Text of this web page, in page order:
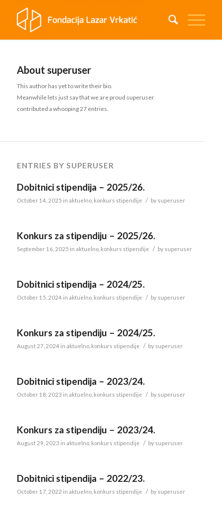
About superuser
This author has yet to write their bio.
Meanwhile lets just say that we are proud superuser
contributed a whooping 27 entries.
ENTRIES BY SUPERUSER
Dobitnici stipendija – 2025/26.
October 14, 2025 in aktuelno, konkurs stipendije / by superuser
Konkurs za stipendiju – 2025/26.
September 16, 2025 in aktuelno, konkurs stipendije / by superuser
Dobitnici stipendija – 2024/25.
October 15, 2024 in aktuelno, konkurs stipendije / by superuser
Konkurs za stipendiju – 2024/25.
August 27, 2024 in aktuelno, konkurs stipendije / by superuser
Dobitnici stipendija – 2023/24.
October 18, 2023 in aktuelno, konkurs stipendije / by superuser
Konkurs za stipendiju – 2023/24.
August 29, 2023 in aktuelno, konkurs stipendije / by superuser
Dobitnici stipendija – 2022/23.
October 17, 2022 in aktuelno, konkurs stipendije / by superuser